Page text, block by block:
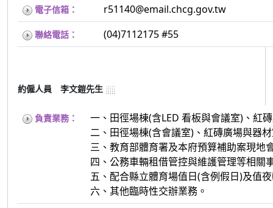
電子信箱： r51140@email.chcg.gov.tw
聯絡電話： (04)7112175 #55
約僱人員 李文鎧先生
負責業務：
一、田徑場棟(含LED 看板與會議室)、紅
二、田徑場棟(含會議室)、紅磚廣場與器
三、教育部體育署及本府預算補助案現地
四、公務車輛租借管控與維護管理等相關
五、配合縣立體育場值日(含例假日)及值
六、其他臨時性交辦業務。